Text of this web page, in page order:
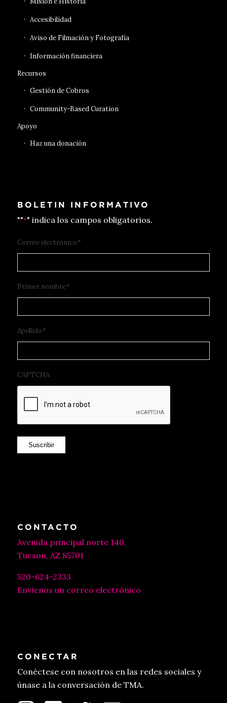
Accesibilidad
Aviso de Filmación y Fotografía
Información financiera
Recursos
Gestión de Cobros
Community-Based Curation
Apoyo
Haz una donación
BOLETIN INFORMATIVO
""*" indica los campos obligatorios.
Correo electrónico*
Primer nombre*
Apellido*
CAPTCHA
Suscribir
CONTACTO
Avenida principal norte 140,
Tucson, AZ 85701
520-624-2333
Envíenos un correo electrónico
CONECTAR
Conéctese con nosotros en las redes sociales y
únase a la conversación de TMA.